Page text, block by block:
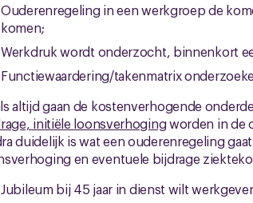
Ouderenregeling in een werkgroep de
komen;
Werkdruk wordt onderzocht, binnenkort
Functiewaardering/takenmatrix
altijd gaan de kostenverhogende
initiële loonsverhogingworden in de
duidelijk is wat een ouderenregeling
en eventuele bijdrage
Jubileum bij 45 jaar in dienst wilt